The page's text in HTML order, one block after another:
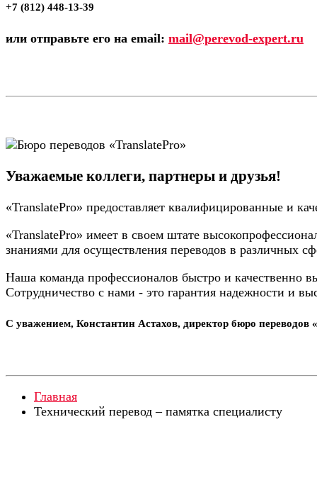
+7 (812) 448-13-39
или отправьте его на email: mail@perevod-expert.ru
Уважаемые коллеги, партнеры и друзья!
«TranslatePro» предоставляет квалифицированные и
«TranslatePro» имеет в своем штате
знаниями для осуществления переводов в различных
Наша команда профессионалов быстро и качественно
Сотрудничество с нами - это гарантия надежности и
С уважением, Константин Астахов, директор бюро переводов
Главная
Технический перевод – памятка специалисту